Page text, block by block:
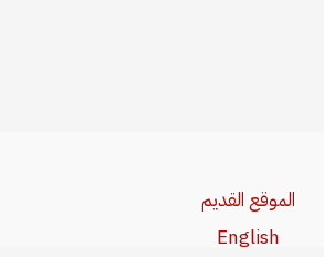
الموقع القديم
English